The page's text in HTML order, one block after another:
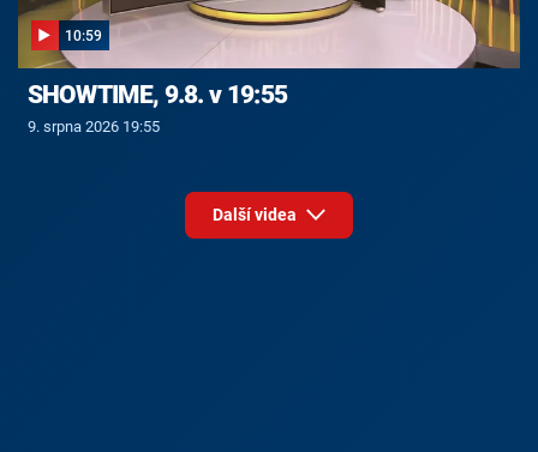
10:59
SHOWTIME, 9.8. v 19:55
9. srpna 2026 19:55
Další videa